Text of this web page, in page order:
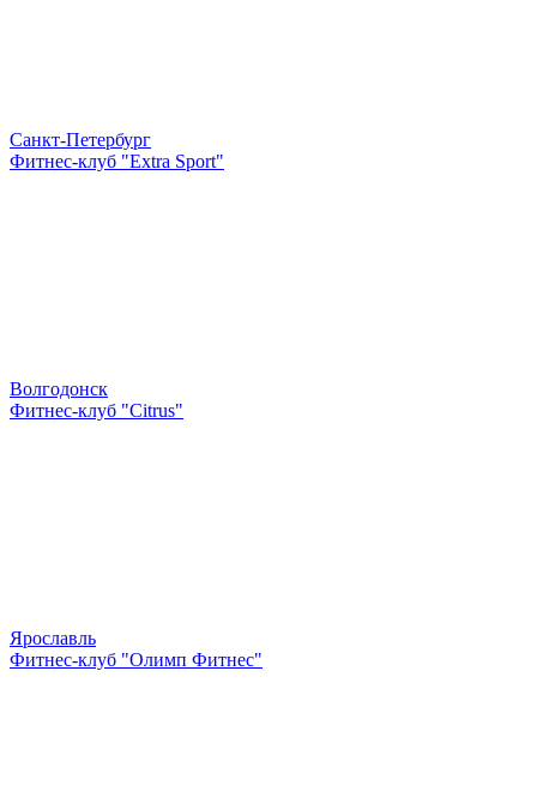
Санкт-Петербург
Фитнес-клуб "Extra Sport"
Волгодонск
Фитнес-клуб "Citrus"
Ярославль
Фитнес-клуб "Олимп Фитнес"